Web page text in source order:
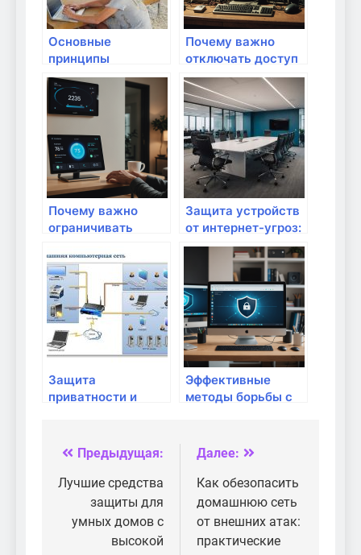
Основные
принципы
безопасности в
домашней сети
Почему важно
отключать доступ
к сети для старых
и ненужных
устройств
Почему важно
ограничивать
устройств в сети:
безопасные
советы для
современного
дома
Защита устройств
от интернет-угроз:
что стоит делать
регулярно?
Защита
приватности и
домашней сети
Эффективные
методы борьбы с
защита и
профилактика
Навигация
по
записям
Предыдущая:
Лучшие средства
защиты для
умных домов с
высокой
Далее:
Как обезопасить
домашнюю сеть
от внешних атак:
практические